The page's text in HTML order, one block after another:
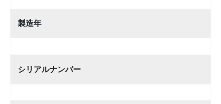
製造年
シリアルナンバー